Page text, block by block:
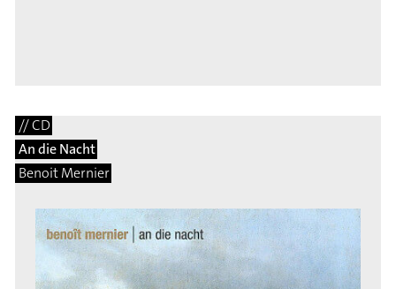
// CD
An die Nacht
Benoit Mernier